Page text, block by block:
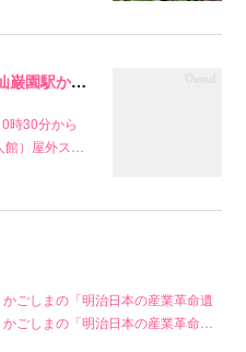
世界文化遺産トークイベント「仙巌園駅から見える近代日本」が開催されます。
時30分から
館）屋外ス…
ごしまの「明治日本の産業革命遺
ごしまの「明治日本の産業革命…